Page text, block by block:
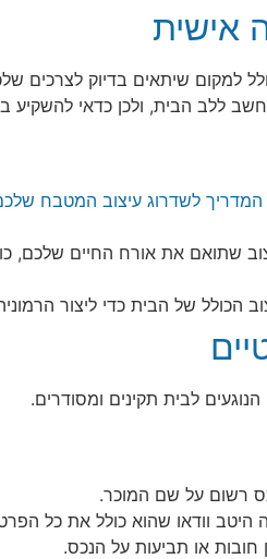
למקום שיתאים בדיוק לצרכים
ללב הבית, ולכן כדאי להשקיע
המדריך לשדרוג עיצוב המטבח
שתואם את אורח החיים שלכם,
הכולל של הבית כדי ליצור
לבית תקינים ומסודרים.
רשום על שם המוכר.
היטב וודאו שהוא כולל את כל
חובות או תביעות על הנכס.